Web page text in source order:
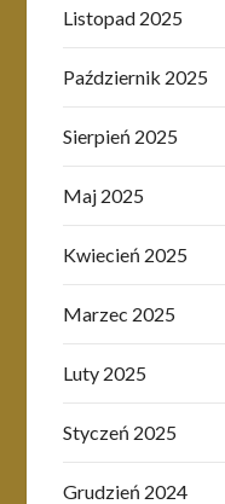
Listopad 2025
Październik 2025
Sierpień 2025
Maj 2025
Kwiecień 2025
Marzec 2025
Luty 2025
Styczeń 2025
Grudzień 2024